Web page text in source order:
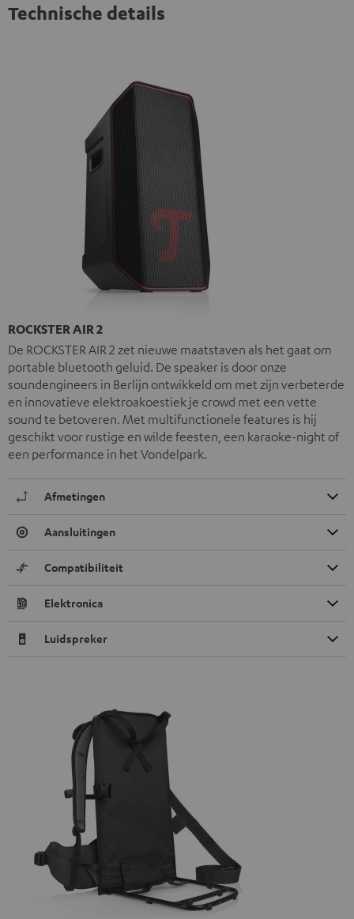
Technische details
ROCKSTER AIR 2
De ROCKSTER AIR 2 zet nieuwe maatstaven als het gaat om
portable bluetooth geluid. De speaker is door onze
soundengineers in Berlijn ontwikkeld om met zijn verbeterde
en innovatieve elektroakoestiek je crowd met een vette
sound te betoveren. Met multifunctionele features is hij
geschikt voor rustige en wilde feesten, een karaoke-night of
een performance in het Vondelpark.
Afmetingen
Aansluitingen
Compatibiliteit
Elektronica
Luidspreker